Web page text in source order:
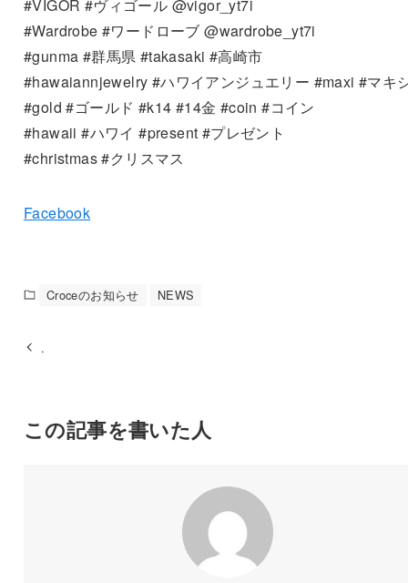
#VIGOR #ヴィゴール @vigor_yt7i
#Wardrobe #ワードローブ @wardrobe_yt7i
#gunma #群馬県 #takasaki #高崎市
#hawaiannjewelry #ハワイアンジュエリー #maxi #マキ
#gold #ゴールド #k14 #14金 #coin #コイン
#hawaii #ハワイ #present #プレゼント
#christmas #クリスマス
Facebook
Croceのお知らせ NEWS
.
この記事を書いた人